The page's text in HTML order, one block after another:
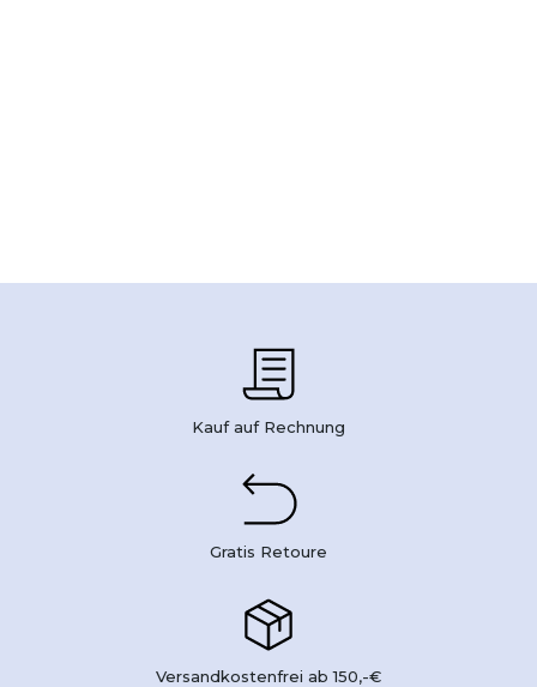
Kauf auf Rechnung
Gratis Retoure
Versandkostenfrei ab 150,-€